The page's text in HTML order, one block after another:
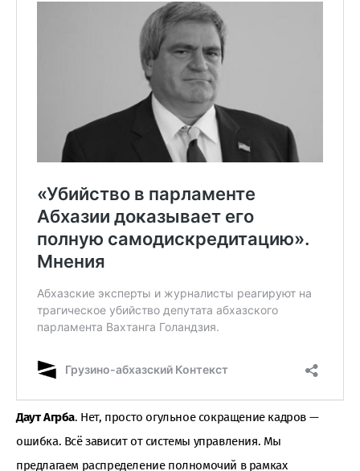
Даут Агрба. Нет, просто огульное сокращение кадров —
ошибка. Всё зависит от системы управления. Мы
предлагаем распределение полномочий в рамках